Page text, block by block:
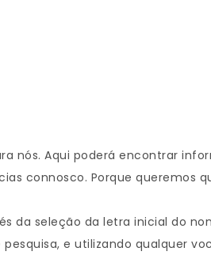
nós. Aqui poderá encontrar
connosco. Porque queremos
da seleção da letra inicial do
e utilizando qualquer